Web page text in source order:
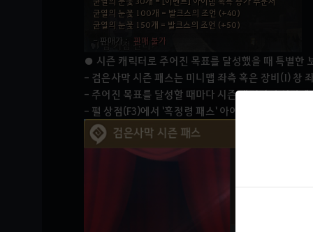
● 시즌 캐릭터로 주어진 목표를 달성했을 때 특별한
- 검은사막 시즌 패스는 미니맵 좌측 혹은 장비(I) 창
- 주어진 목표를 달성할 때마다 시즌 캐릭터의 성장
- 펄 상점(F3)에서 '흑정령 패스' 아이템을 구매해 사